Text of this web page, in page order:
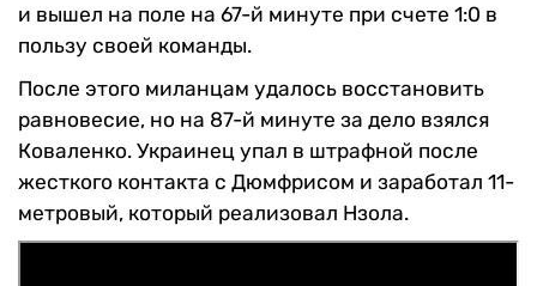
и вышел на поле на 67-й минуте при счете 1:0 в
пользу своей команды.
После этого миланцам удалось восстановить
равновесие, но на 87-й минуте за дело взялся
Коваленко. Украинец упал в штрафной после
жесткого контакта с Дюмфрисом и заработал 11-
метровый, который реализовал Нзола.